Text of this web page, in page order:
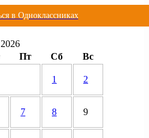
в Одноклассниках
Пт Сб Вс
1 2
7 8 9